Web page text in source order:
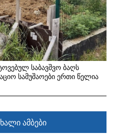
საბავშვო ბაღს
სამუშაოები ერთი წელია
ამბები